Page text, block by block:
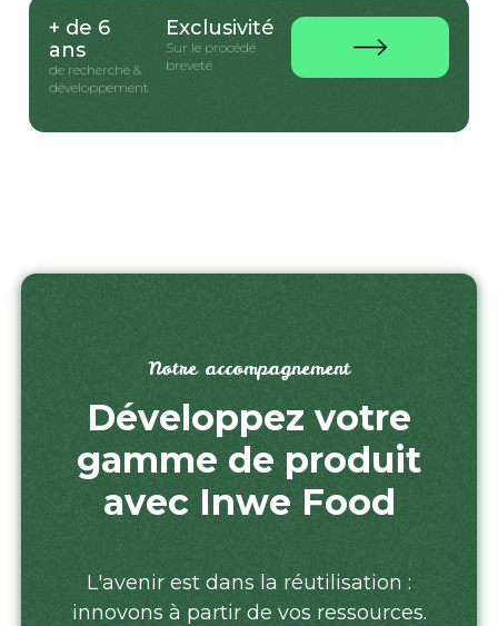
+ de 6
ans
de recherche &
développement
Exclusivité
Sur le procédé
breveté
Notre accompagnement
Développez votre
gamme de produit
avec Inwe Food
L'avenir est dans la réutilisation :
innovons à partir de vos ressources.